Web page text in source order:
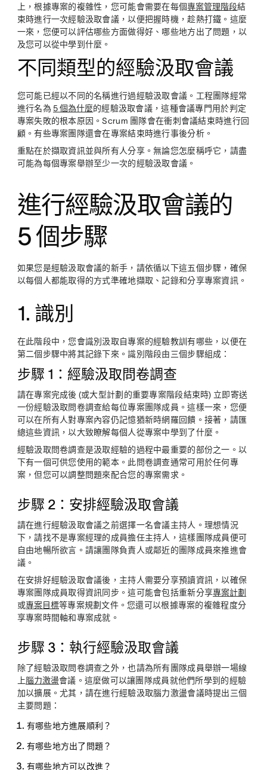
上，根據專案的複雜性，您可能會需要在每個專案管理階段結
束時進行一次經驗汲取會議，以便把握時機，趁熱打鐵。這麼
一來，您便可以評估哪些方面做得好、哪些地方出了問題，以
及您可以從中學到什麼。
不同類型的經驗汲取會議
您可能已經以不同的名稱進行過經驗汲取會議。工程團隊經常
進行名為5 個為什麼的經驗汲取會議，這種會議專門用於判定
專案失敗的根本原因。Scrum 團隊會在衝刺會議結束時進行回
顧。有些專案團隊還會在專案結束時進行事後分析。
重點在於擷取資訊並與所有人分享。無論您怎麼稱呼它，請盡
可能為每個專案舉辦至少一次的經驗汲取會議。
進行經驗汲取會議的
5 個步驟
如果您是經驗汲取會議的新手，請依循以下這五個步驟，確保
以每個人都能取得的方式準確地擷取、記錄和分享專案資訊。
1. 識別
在此階段中，您會識別汲取自專案的經驗教訓有哪些，以便在
第二個步驟中將其記錄下來。識別階段由三個步驟組成：
步驟 1：經驗汲取問卷調查
請在專案完成後 (或大型計劃的重要專案階段結束時) 立即寄送
一份經驗汲取問卷調查給每位專案團隊成員。這樣一來，您便
可以在所有人對專案內容仍記憶猶新時網羅回饋。接著，請匯
總這些資訊，以大致瞭解每個人從專案中學到了什麼。
經驗汲取問卷調查是汲取經驗的過程中最重要的部份之一。以
下有一個可供您使用的範本。此問卷調查通常可用於任何專
案，但您可以調整問題來配合您的專案需求。
步驟 2：安排經驗汲取會議
請在進行經驗汲取會議之前選擇一名會議主持人。理想情況
下，請找不是專案經理的成員擔任主持人，這樣團隊成員便可
自由地暢所欲言。請讓團隊負責人或鄰近的團隊成員來推進會
議。
在安排好經驗汲取會議後，主持人需要分享預讀資訊，以確保
專案團隊成員取得資訊同步。這可能會包括重新分享專案計劃
或專案目標等專案規劃文件。您還可以根據專案的複雜程度分
享專案時間軸和專案成就。
步驟 3：執行經驗汲取會議
除了經驗汲取問卷調查之外，也請為所有團隊成員舉辦一場線
上腦力激盪會議。這麼做可以讓團隊成員就他們所學到的經驗
加以擴展。尤其，請在進行經驗汲取腦力激盪會議時提出三個
主要問題：
有哪些地方進展順利？
有哪些地方出了問題？
有哪些地方可以改進？